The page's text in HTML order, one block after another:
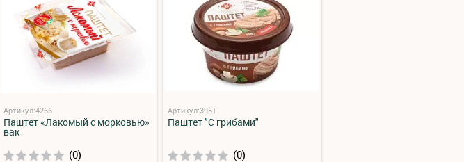
Артикул:4266
Паштет «Лакомый с морковью»
вак
(0)
Артикул:3951
Паштет "С грибами"
(0)